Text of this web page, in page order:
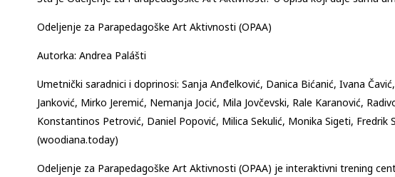
Odeljenje za Parapedagoške Art Aktivnosti (OPAA)
Autorka: Andrea Palášti
Umetnički saradnici i doprinosi: Sanja Anđelković, Danica Bićanić, Ivana
Janković, Mirko Jeremić, Nemanja Jocić, Mila Jovčevski, Rale Karanović,
Konstantinos Petrović, Daniel Popović, Milica Sekulić, Monika Sigeti, Fredrik
(woodiana.today)
Odeljenje za Parapedagoške Art Aktivnosti (OPAA) je interaktivni trening